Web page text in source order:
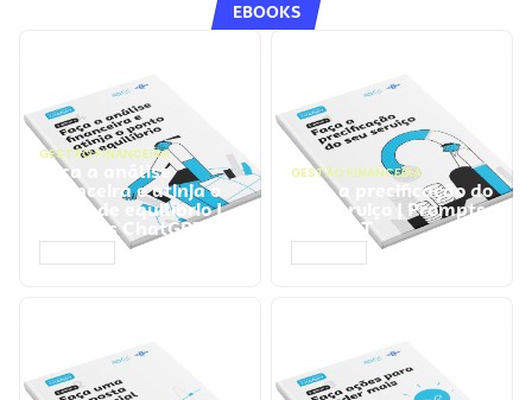
EBOOKS
GESTÃO FINANCEIRA
Faça a análise
financeira e atinja o
ponto de equilíbrio |
Prompts ChatGPT
GESTÃO FINANCEIRA
Faça a precificação do
seu serviço | Prompts
ChatGPT